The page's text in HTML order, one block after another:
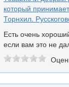
который
Торнхил.
Есть очень
если вам это не